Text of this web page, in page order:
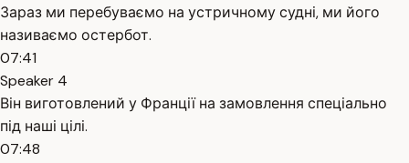
Зараз ми перебуваємо на устричному судні, ми його
називаємо остербот.
07:41
Speaker 4
Він виготовлений у Франції на замовлення спеціально
під наші цілі.
07:48